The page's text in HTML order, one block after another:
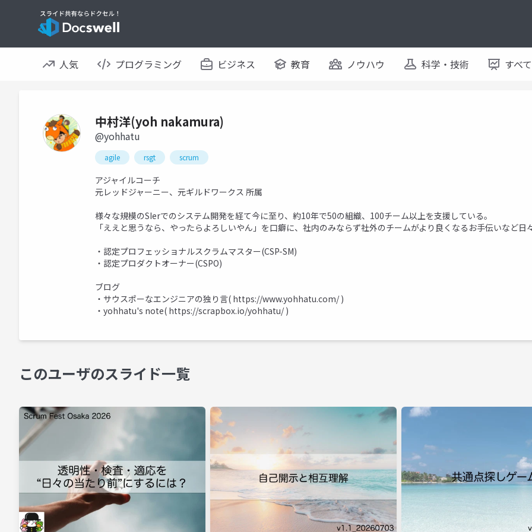
人気 プログラミング ビジネス 教育 ノウハウ 科学・技術 すべ
中村洋(yoh nakamura)
@yohhatu
agile rsgt scrum
アジャイルコーチ
元レッドジャーニー、元ギルドワークス 所属
様々な規模のSIerでのシステム開発を経て今に至り、約10年で50の組織、100チーム以上を支援している。
「ええと思うなら、やったらよろしいやん」を口癖に、社内のみならず社外のチームがより良くなるお手伝いなど日
・認定プロフェッショナルスクラムマスター(CSP-SM)
・認定プロダクトオーナー(CSPO)
ブログ
・サウスポーなエンジニアの独り言( https://www.yohhatu.com/)
・yohhatu's note( https://scrapbox.io/yohhatu/)
このユーザのスライド一覧